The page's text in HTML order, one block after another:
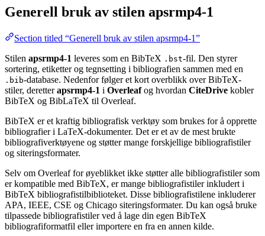
Generell bruk av stilen apsrmp4-1
Section titled “Generell bruk av stilen apsrmp4-1”
Stilen apsrmp4-1 leveres som en BibTeX .bst-fil. Den styrer
sortering, etiketter og tegnsetting i bibliografien sammen med en
.bib-database. Nedenfor følger et kort overblikk over BibTeX-
stiler, deretterapsrmp4-1 i Overleafog hvordan CiteDrive kobler
BibTeX og BibLaTeX til Overleaf.
BibTeX er et kraftig bibliografisk verktøy som brukes for å opprette
bibliografier i LaTeX-dokumenter. Det er et av de mest brukte
bibliografiverktøyene og støtter mange forskjellige bibliografistiler
og siteringsformater.
Selv om Overleaf for øyeblikket ikke støtter alle bibliografistiler som
er kompatible med BibTeX, er mange bibliografistiler inkludert i
BibTeX bibliografistilbiblioteket. Disse bibliografistilene inkluderer
APA, IEEE, CSE og Chicago siteringsformater. Du kan også bruke
tilpassede bibliografistiler ved å lage din egen BibTeX
bibliografiformatfil eller importere en fra en annen kilde.